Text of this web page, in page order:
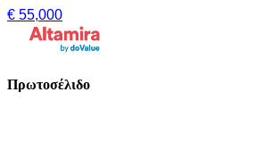
€ 55,000
Πρωτοσέλιδο